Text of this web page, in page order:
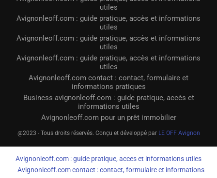
utiles
Avignonleoff.com : guide pratique, accès et informations
utiles
Avignonleoff.com : guide pratique, accès et informations
utiles
Avignonleoff.com : guide pratique, accès et informations
utiles
Avignonleoff.com contact : contact, formulaire et
informations pratiques
Business avignonleoff.com : guide pratique, accès et
informations utiles
Avignonleoff.com pour un prêt immobilier
@2023 - Tous droits réservés. Conçu et développé par LE OFF Avignon
Avignonleoff.com : guide pratique, acces et informations utiles
Avignonleoff.com contact : contact, formulaire et informations